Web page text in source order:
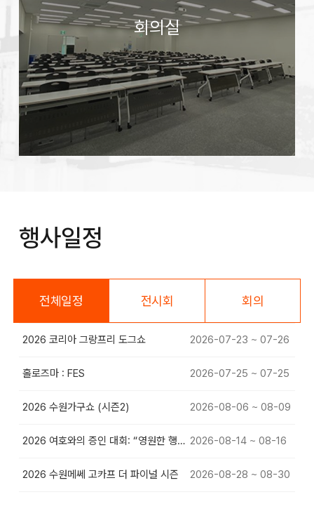
회의실
행사일정
전체일정 전시회 회의
2026 코리아 그랑프리 도그쇼 2026-07-23 ~ 07-26
홀로즈마 : FES 2026-07-25 ~ 07-25
2026 수원가구쇼 (시즌2) 2026-08-06 ~ 08-09
2026 여호와의 증인 대회: “영원한 행복” 2026-08-14 ~ 08-16
2026 수원메쎄 고카프 더 파이널 시즌 2026-08-28 ~ 08-30